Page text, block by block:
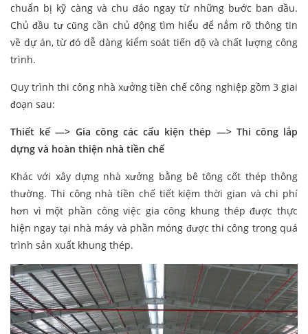
chuẩn bị kỹ càng và chu đáo ngay từ những bước ban đầu.
Chủ đầu tư cũng cần chủ động tìm hiểu để nắm rõ thông tin
về dự án, từ đó dễ dàng kiểm soát tiến độ và chất lượng công
trình.
Quy trình thi công nhà xưởng tiền chế công nghiệp gồm 3 giai
đoạn sau:
Thiết kế —> Gia công các cấu kiện thép —> Thi công lắp
dựng và hoàn thiện nhà tiền chế
Khác với xây dựng nhà xưởng bằng bê tông cốt thép thông
thường. Thi công nhà tiền chế tiết kiệm thời gian và chi phí
hơn vì một phần công việc gia công khung thép được thực
hiện ngay tại nhà máy và phần móng được thi công trong quá
trình sản xuất khung thép.